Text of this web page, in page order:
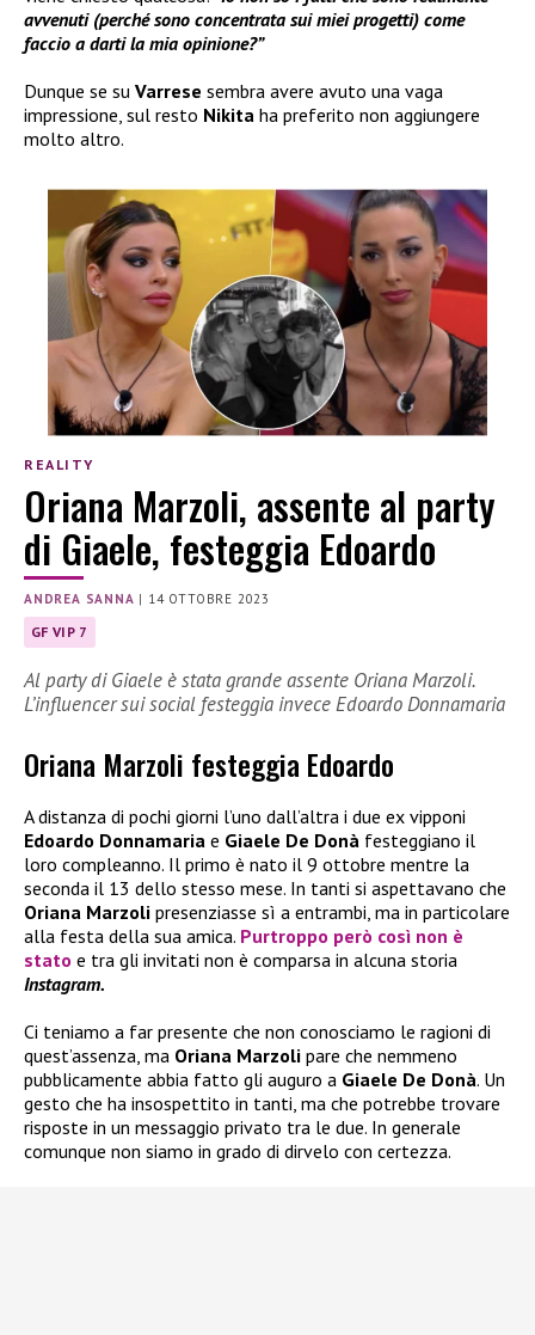
avvenuti (perché sono concentrata sui miei progetti) come
faccio a darti la mia opinione?”
Dunque se su Varrese sembra avere avuto una vaga
impressione, sul resto Nikita ha preferito non aggiungere
molto altro.
REALITY
Oriana Marzoli, assente al party
di Giaele, festeggia Edoardo
ANDREA SANNA | 14 OTTOBRE 2023
GF VIP 7
Al party di Giaele è stata grande assente Oriana Marzoli.
L’influencer sui social festeggia invece Edoardo Donnamaria
Oriana Marzoli festeggia Edoardo
A distanza di pochi giorni l’uno dall’altra i due ex vipponi
Edoardo Donnamaria e Giaele De Donà festeggiano il
loro compleanno. Il primo è nato il 9 ottobre mentre la
seconda il 13 dello stesso mese. In tanti si aspettavano che
Oriana Marzoli presenziasse sì a entrambi, ma in particolare
alla festa della sua amica. Purtroppo però così non è
stato e tra gli invitati non è comparsa in alcuna storia
Instagram.
Ci teniamo a far presente che non conosciamo le ragioni di
quest’assenza, ma Oriana Marzoli pare che nemmeno
pubblicamente abbia fatto gli auguro a Giaele De Donà. Un
gesto che ha insospettito in tanti, ma che potrebbe trovare
risposte in un messaggio privato tra le due. In generale
comunque non siamo in grado di dirvelo con certezza.